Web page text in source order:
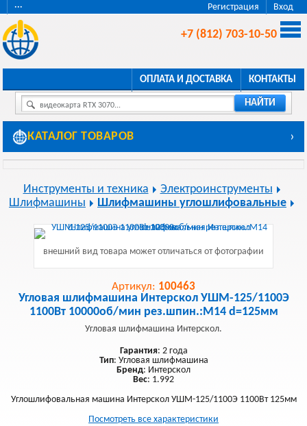
Регистрация Вход
···
+7 (812) 703-10-50
ОПЛАТА И ДОСТАВКА КОНТАКТЫ
видеокарта RTX 3070... НАЙТИ
КАТАЛОГ ТОВАРОВ ›
Инструменты и техника
Электроинструменты
Шлифмашины
Шлифмашины углошлифовальные
внешний вид товара может отличаться от фотографии
Артикул: 100463
Угловая шлифмашина Интерскол УШМ-125/1100Э
1100Вт 10000об/мин рез.шпин.:M14 d=125мм
Угловая шлифмашина Интерскол.
Гарантия: 2 года
Тип: Угловая шлифмашина
Бренд: Интерскол
Вес: 1.992
Углошлифовальная машина Интерскол УШМ-125/1100Э 1100Вт 125мм
Посмотреть все характеристики